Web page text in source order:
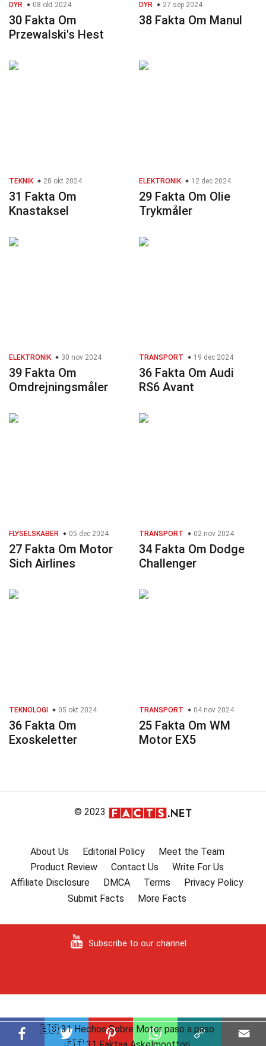
DYR 08 okt 2024
30 Fakta Om
Przewalski's Hest
DYR 27 sep 2024
38 Fakta Om Manul
TEKNIK 28 okt 2024
31 Fakta Om
Knastaksel
ELEKTRONIK 12 dec 2024
29 Fakta Om Olie
Trykmåler
ELEKTRONIK 30 nov 2024
39 Fakta Om
Omdrejningsmåler
TRANSPORT 19 dec 2024
36 Fakta Om Audi
RS6 Avant
FLYSELSKABER 05 dec 2024
27 Fakta Om Motor
Sich Airlines
TRANSPORT 02 nov 2024
34 Fakta Om Dodge
Challenger
TEKNOLOGI 05 okt 2024
36 Fakta Om
Exoskeletter
TRANSPORT 04 nov 2024
25 Fakta Om WM
Motor EX5
© 2023
About Us Editorial Policy
Meet the Team
Product Review
Contact Us
Write For Us
Affiliate Disclosure
DMCA Terms
Privacy Policy
Submit Facts
More Facts
Subscribe to our channel
🇪🇸 31 Hechos Sobre Motor paso a paso